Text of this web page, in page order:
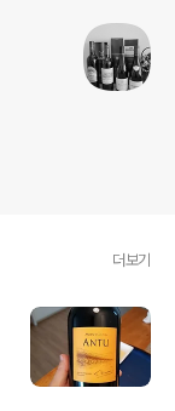
더보기